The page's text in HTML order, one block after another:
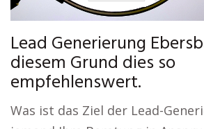
Lead Generierung
diesem Grund dies so
empfehlenswert.
Was ist das Ziel der Lead-